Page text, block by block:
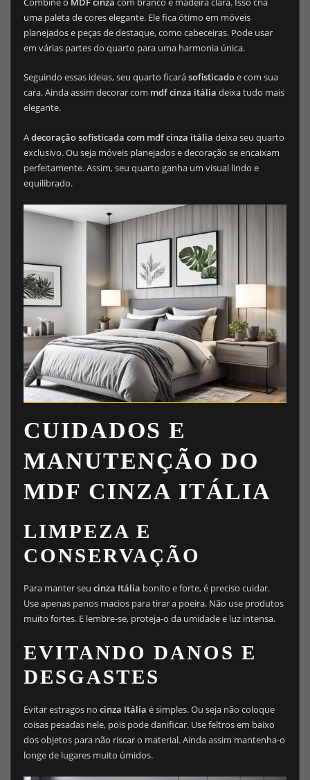
uma paleta de cores elegante. Ele fica ótimo em móveis
planejados e peças de destaque, como cabeceiras. Pode usar
em várias partes do quarto para uma harmonia única.
Seguindo essas ideias, seu quarto ficarásofisticadoe com sua
cara. Ainda assim decorar com mdf cinza itália deixa tudo mais
elegante.
Adecoração sofisticada com mdf cinza itália deixa seu quarto
exclusivo. Ou seja móveis planejados e decoração se encaixam
perfeitamente. Assim, seu quarto ganha um visual lindo e
equilibrado.
CUIDADOS E
MANUTENÇÃO DO
MDF CINZA ITÁLIA
LIMPEZA E
CONSERVAÇÃO
Para manter seu cinza Itália bonito e forte, é preciso cuidar.
Use apenas panos macios para tirar a poeira. Não use produtos
muito fortes. E lembre-se, proteja-o da umidade e luz intensa.
EVITANDO DANOS E
DESGASTES
Evitar estragos no cinza Itália é simples. Ou seja não coloque
coisas pesadas nele, pois pode danificar. Use feltros em baixo
dos objetos para não riscar o material. Ainda assim mantenha-o
longe de lugares muito úmidos.